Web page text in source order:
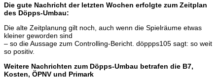
Die gute Nachricht der letzten Wochen erfolgte zum Zeitplan
des Döpps-Umbau:
Die alte Zeitplanung gilt noch, auch wenn die Spielräume etwas
kleiner geworden sind
– so die Aussage zum Controlling-Bericht. döppps105 sagt: so weit
so positiv.
Weitere Nachrichten zum Döpps-Umbau betrafen die B7,
Kosten, ÖPNV und Primark